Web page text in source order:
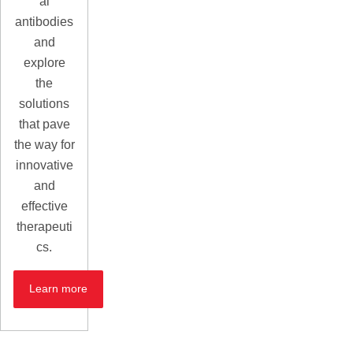
antibodies
and
explore
the
solutions
that pave
the way for
innovative
and
effective
therapeuti
cs.
Learn more